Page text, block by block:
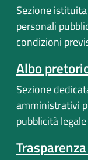
Sezione
personali
condizioni
Albo
Sezione
amministrativi
pubblicità